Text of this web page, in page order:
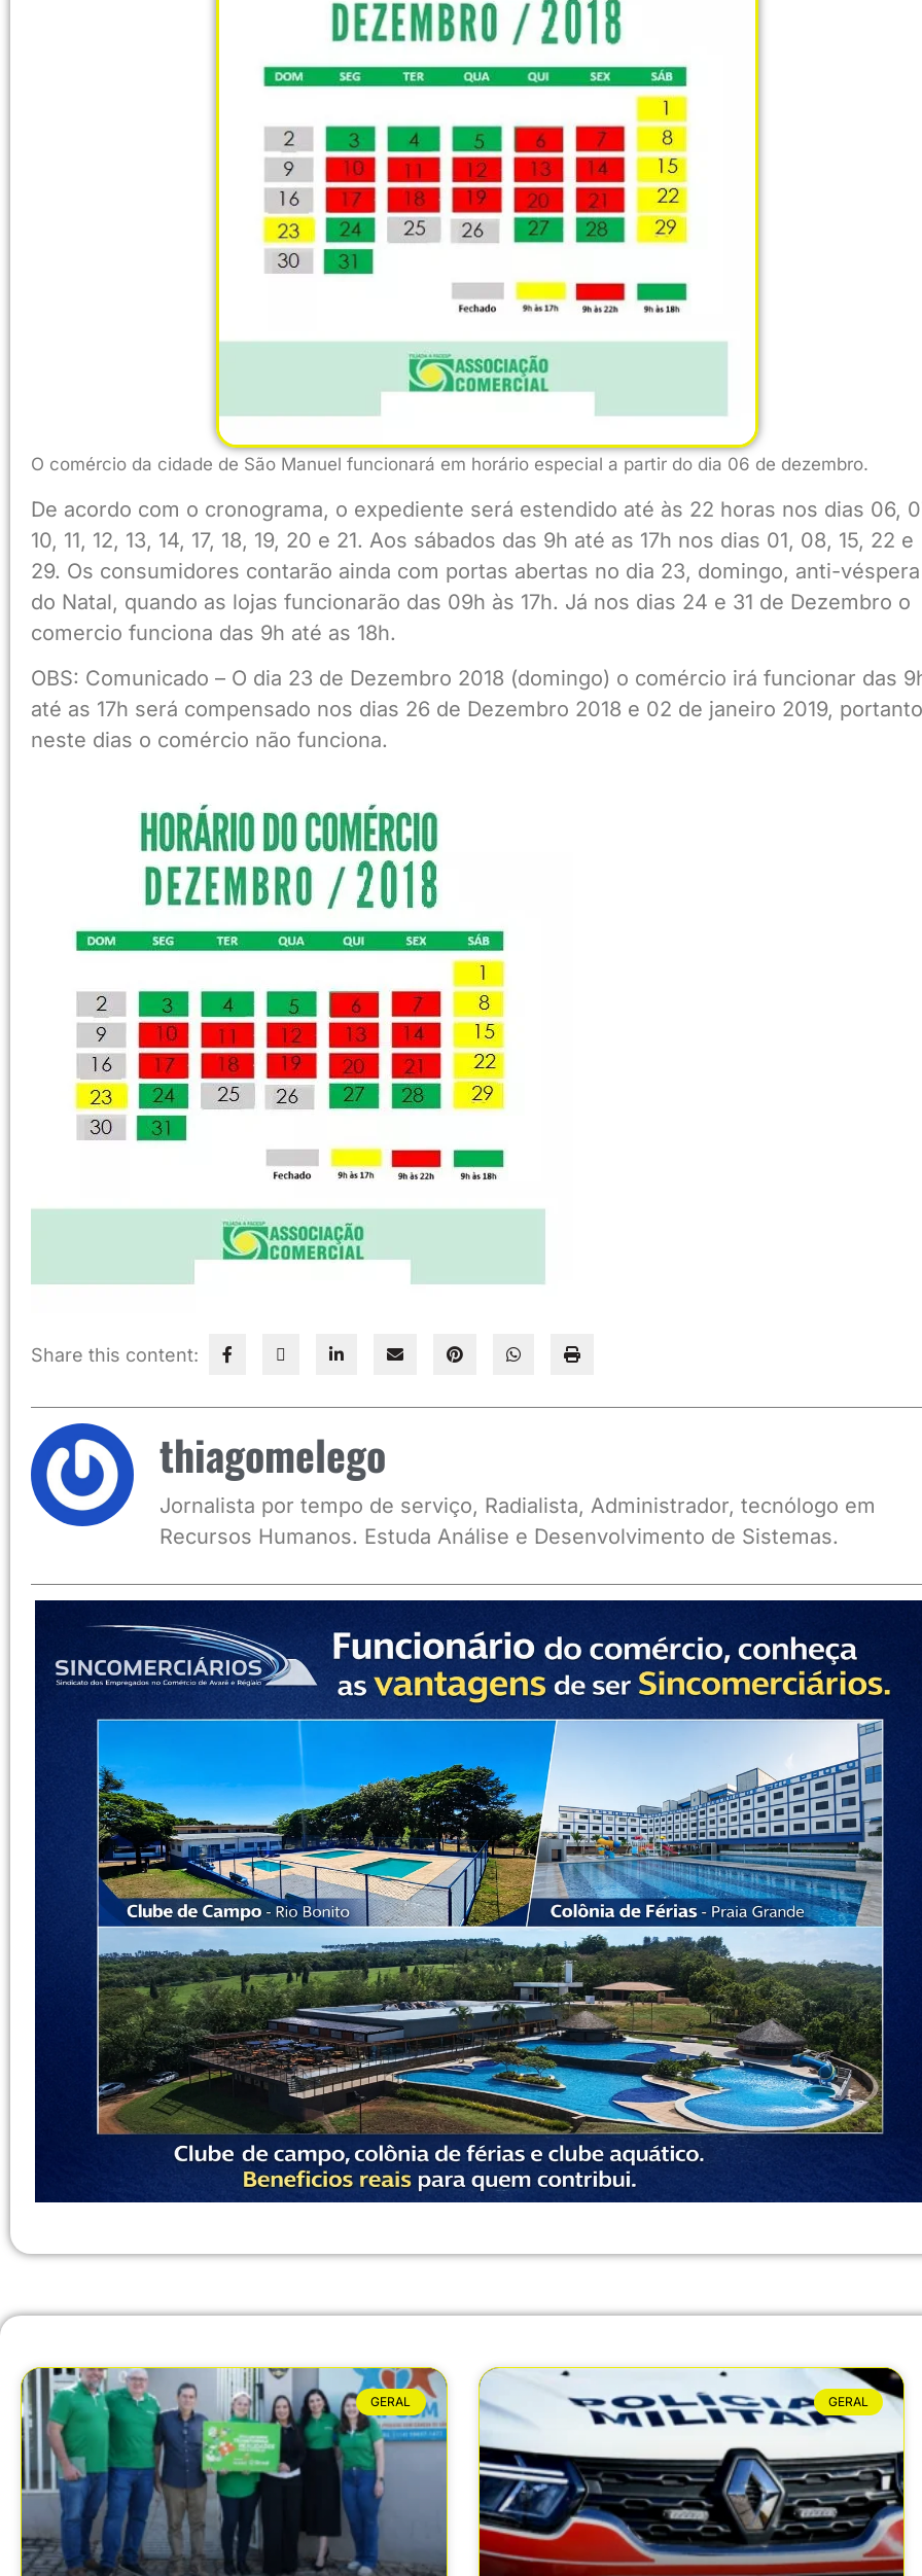
O comércio da cidade de São Manuel funcionará em horário especial a partir do dia 06 de dezembro.
De acordo com o cronograma, o expediente será estendido até às 22 horas nos dias 06,
10, 11, 12, 13, 14, 17, 18, 19, 20 e 21. Aos sábados das 9h até as 17h nos dias 01, 08, 15, 22 e
29. Os consumidores contarão ainda com portas abertas no dia 23, domingo, anti-véspera
do Natal, quando as lojas funcionarão das 09h às 17h. Já nos dias 24 e 31 de Dezembro o
comercio funciona das 9h até as 18h.
OBS: Comunicado – O dia 23 de Dezembro 2018 (domingo) o comércio irá funcionar das
até as 17h será compensado nos dias 26 de Dezembro 2018 e 02 de janeiro 2019, portanto
neste dias o comércio não funciona.
Share this content:
thiagomelego
Jornalista por tempo de serviço, Radialista, Administrador, tecnólogo em
Recursos Humanos. Estuda Análise e Desenvolvimento de Sistemas.
GERAL GERAL